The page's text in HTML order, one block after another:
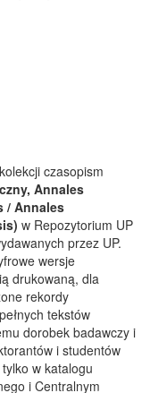
czasopism
Annales
/ Annales
w Repozytorium UP
przez UP.
wersje
drukowaną, dla
rekordy
tekstów
dorobek badawczy i
i studentów
w katalogu
i Centralnym